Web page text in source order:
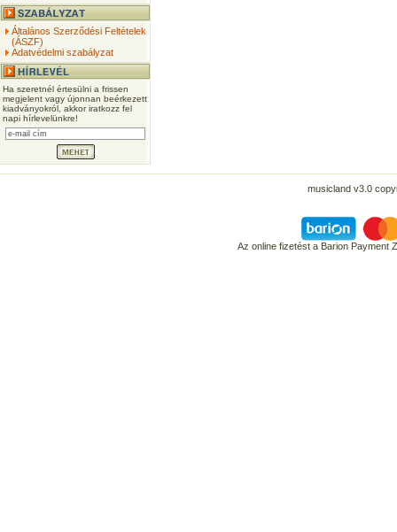
Általános Szerződési Feltételek
(ÁSZF)
Adatvédelmi szabályzat
Ha szeretnél értesülni a frissen
megjelent vagy újonnan beérkezett
kiadványokról, akkor iratkozz fel
napi hírlevelünkre!
musicland v3.0
Az online fizetést a Barion Payment